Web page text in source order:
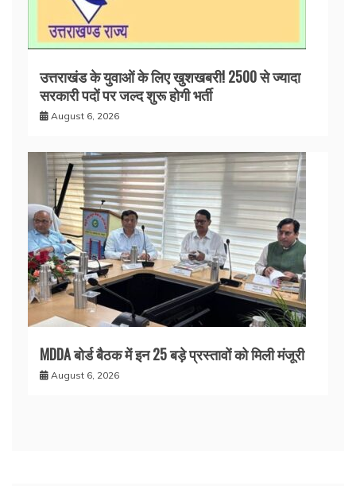
उत्तराखंड के युवाओं के लिए खुशखबरी! 2500 से ज्यादा
सरकारी पदों पर जल्द शुरू होगी भर्ती
August 6, 2026
MDDA बोर्ड बैठक में इन 25 बड़े प्रस्तावों को मिली मंजूरी
August 6, 2026